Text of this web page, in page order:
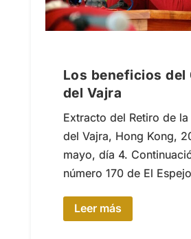
Los beneficios del
del Vajra
Extracto del Retiro de
del Vajra, Hong Kong,
mayo, día 4.
número 170 de El
Leer más